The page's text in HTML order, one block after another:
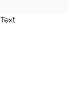
Text